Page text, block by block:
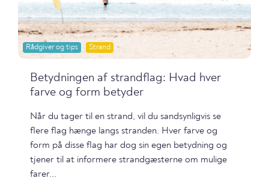
Rådgiver og tips Strand
Betydningen af strandflag: Hvad hver
farve og form betyder
Når du tager til en strand, vil du sandsynligvis se
flere flag hænge langs stranden. Hver farve og
form på disse flag har dog sin egen betydning og
tjener til at informere strandgæsterne om mulige
farer...